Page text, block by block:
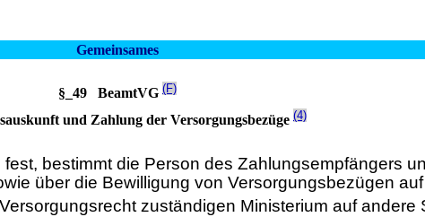
Gemeinsames
§_49 BeamtVG (F)
und Zahlung der Versorgungsbezüge (4)
bestimmt die Person des Zahlungsempfängers
über die Bewilligung von Versorgungsbezügen
zuständigen Ministerium auf